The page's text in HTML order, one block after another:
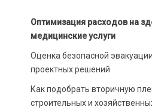
Оптимизация расходов на
медицинские услуги
Оценка безопасной
проектных решений
Как подобрать вторичную
строительных и